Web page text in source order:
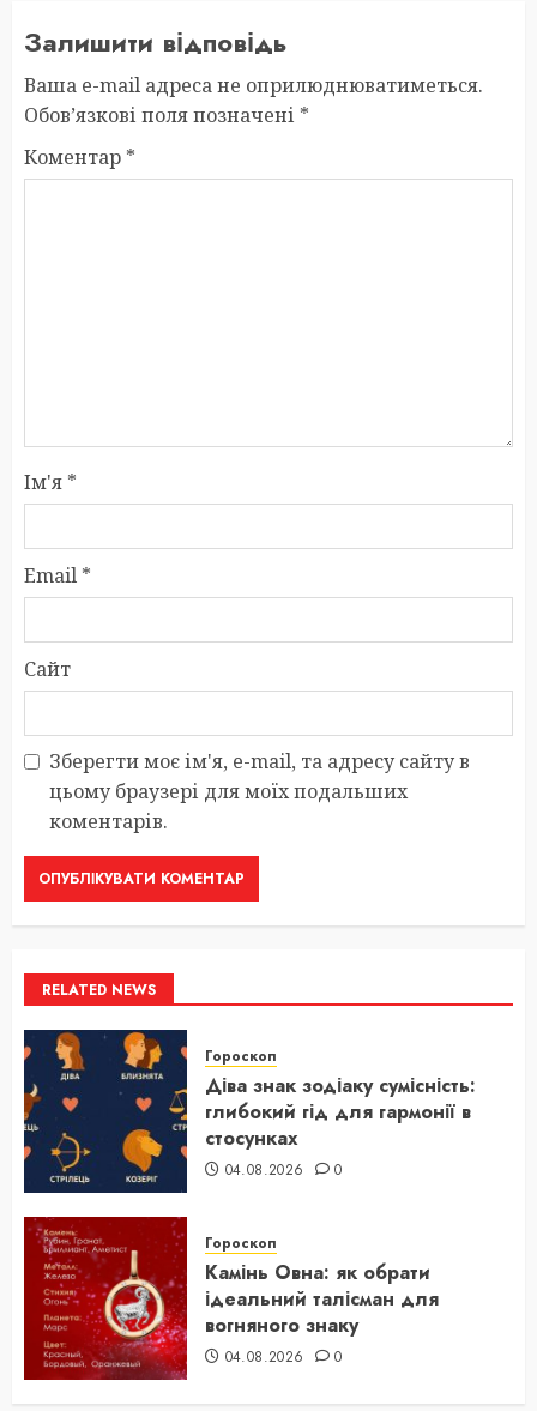
Залишити відповідь
Ваша e-mail адреса не оприлюднюватиметься.
Обов’язкові поля позначені *
Коментар *
Ім'я *
Email *
Сайт
Зберегти моє ім'я, e-mail, та адресу сайту в
цьому браузері для моїх подальших
коментарів.
RELATED NEWS
Гороскоп
Діва знак зодіаку сумісність:
глибокий гід для гармонії в
стосунках
04.08.2026 0
Гороскоп
Камінь Овна: як обрати
ідеальний талісман для
вогняного знаку
04.08.2026 0